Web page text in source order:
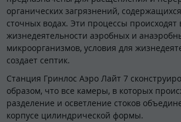
органических загрязнений,
сточных водах. Эти процессы происходят
жизнедеятельности аэробных и
микроорганизмов, условия для
создает септик.
Станция Гринлос Аэро Лайт 7
образом, что все камеры, в которых
разделение и осветление стоков
корпусе цилиндрической формы.